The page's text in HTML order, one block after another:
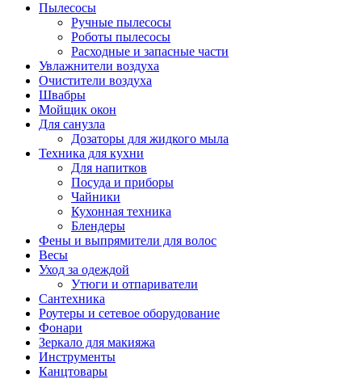
Пылесосы
Ручные пылесосы
Роботы пылесосы
Расходные и запасные части
Увлажнители воздуха
Очистители воздуха
Швабры
Мойщик окон
Для санузла
Дозаторы для жидкого мыла
Техника для кухни
Для напитков
Посуда и приборы
Чайники
Кухонная техника
Блендеры
Фены и выпрямители для волос
Весы
Уход за одеждой
Утюги и отпариватели
Сантехника
Роутеры и сетевое оборудование
Фонари
Зеркало для макияжа
Инструменты
Канцтовары